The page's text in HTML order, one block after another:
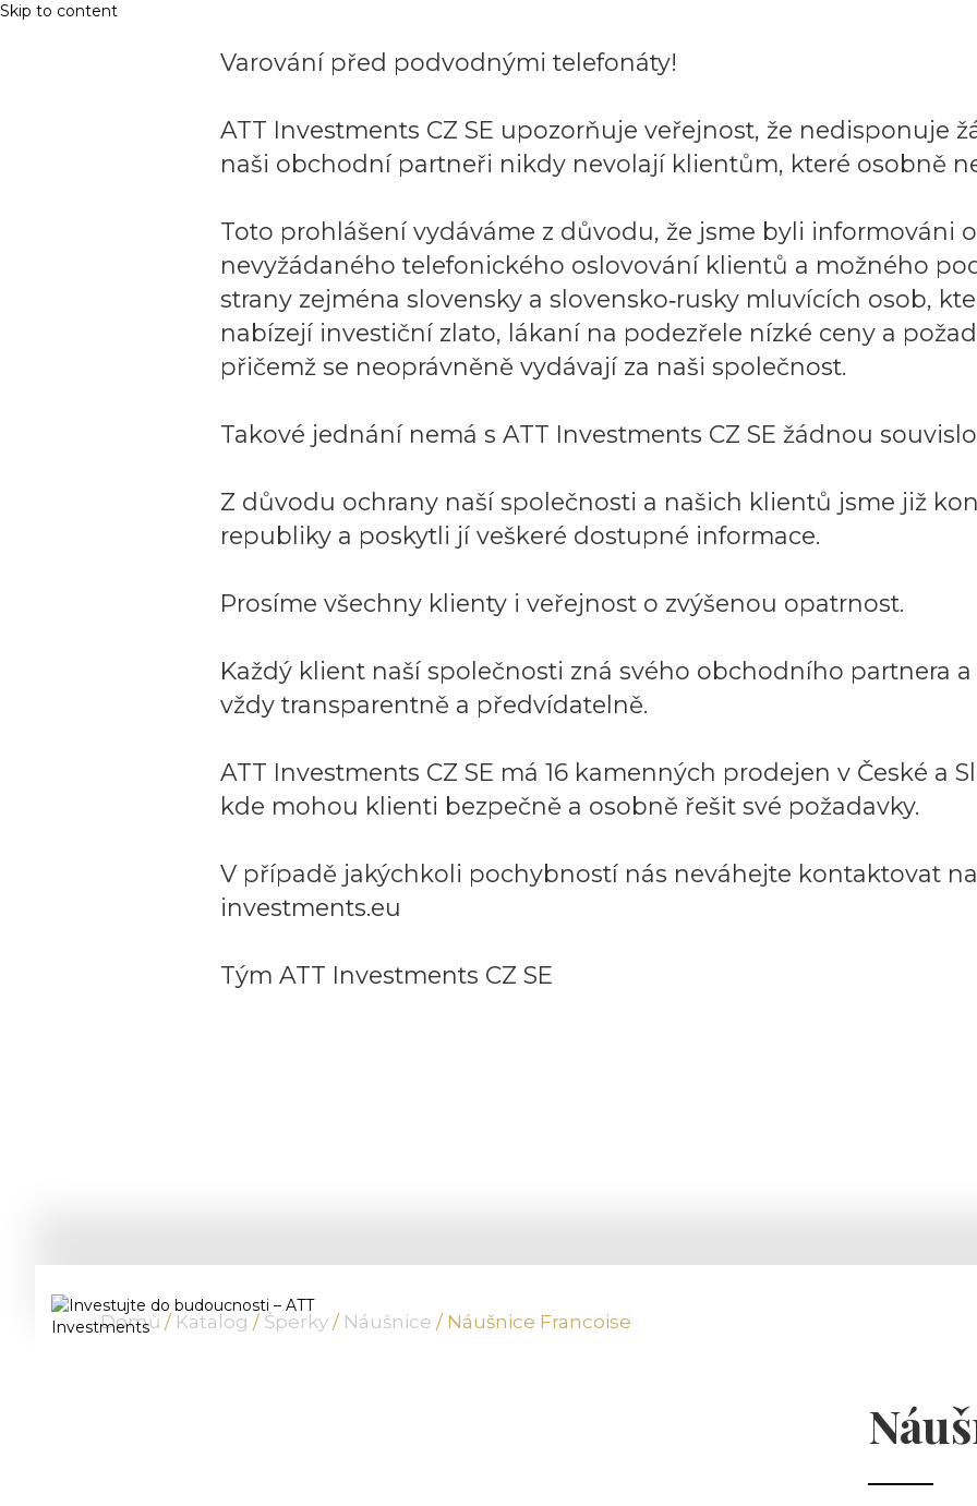
Skip to content
Varování před podvodnými telefonáty!
ATT Investments CZ SE upozorňuje veřejnost, že nedisponuje
naši obchodní partneři nikdy nevolají klientům, které osobně
Toto prohlášení vydáváme z důvodu, že jsme byli informováni
nevyžádaného telefonického oslovování klientů a možného
strany zejména slovensky a slovensko‑rusky mluvících osob,
nabízejí investiční zlato, lákaní na podezřele nízké ceny a
přičemž se neoprávněně vydávají za naši společnost.
Takové jednání nemá s ATT Investments CZ SE žádnou
Z důvodu ochrany naší společnosti a našich klientů jsme již
republiky a poskytli jí veškeré dostupné informace.
Prosíme všechny klienty i veřejnost o zvýšenou opatrnost.
Každý klient naší společnosti zná svého obchodního partnera
vždy transparentně a předvídatelně.
ATT Investments CZ SE má 16 kamenných prodejen v České a
kde mohou klienti bezpečně a osobně řešit své požadavky.
V případě jakýchkoli pochybností nás neváhejte kontaktovat
investments.eu
Tým ATT Investments CZ SE
Domů / Katalog / Šperky / Náušnice / Náušnice Francoise